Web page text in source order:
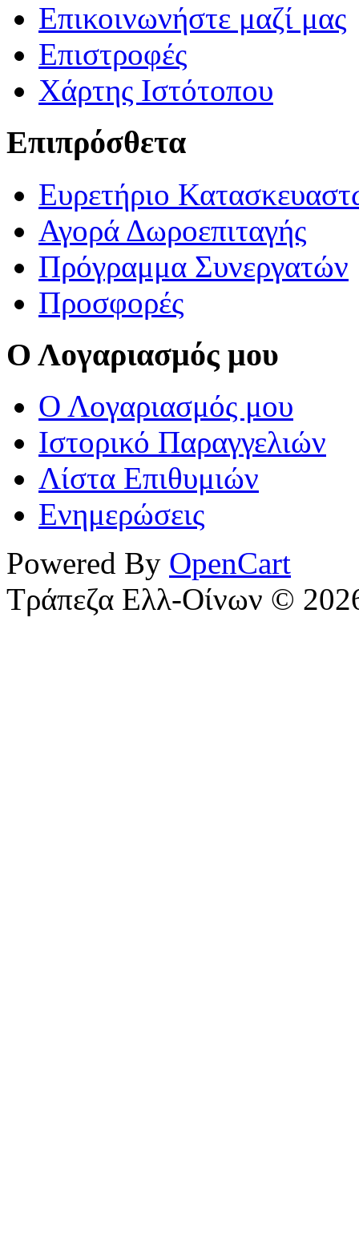
Επικοινωνήστε μαζί μας
Επιστροφές
Χάρτης Ιστότοπου
Επιπρόσθετα
Ευρετήριο
Αγορά Δωροεπιταγής
Πρόγραμμα Συνεργατών
Προσφορές
Ο Λογαριασμός μου
Ο Λογαριασμός μου
Ιστορικό Παραγγελιών
Λίστα Επιθυμιών
Ενημερώσεις
Powered By OpenCart
Τράπεζα Ελλ-Οίνων ©